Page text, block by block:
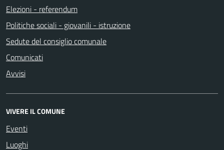
Elezioni - referendum
Politiche sociali - giovanili - istruzione
Sedute del consiglio comunale
Comunicati
Avvisi
VIVERE IL COMUNE
Eventi
Luoghi